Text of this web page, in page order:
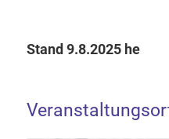
Stand 9.8.2025 he